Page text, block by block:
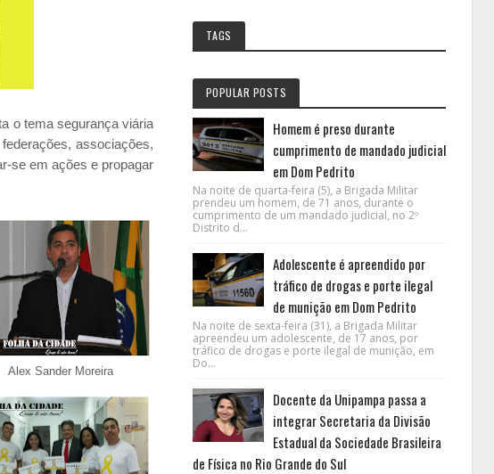
o tema segurança viária
associações,
se em ações e propagar
Alex Sander Moreira
TAGS
POPULAR POSTS
Homem é preso durante
cumprimento de mandado judicial
em Dom Pedrito
Na noite de quarta-feira (5), a Brigada Militar
prendeu um homem, de 71 anos, durante o
cumprimento de um mandado judicial, no 2º
Distrito d...
Adolescente é apreendido por
tráfico de drogas e porte ilegal
de munição em Dom Pedrito
Na noite de sexta-feira (31), a Brigada Militar
apreendeu um adolescente, de 17 anos, por
tráfico de drogas e porte ilegal de munição, em
Do...
Docente da Unipampa passa a
integrar Secretaria da Divisão
Estadual da Sociedade Brasileira
de Física no Rio Grande do Sul